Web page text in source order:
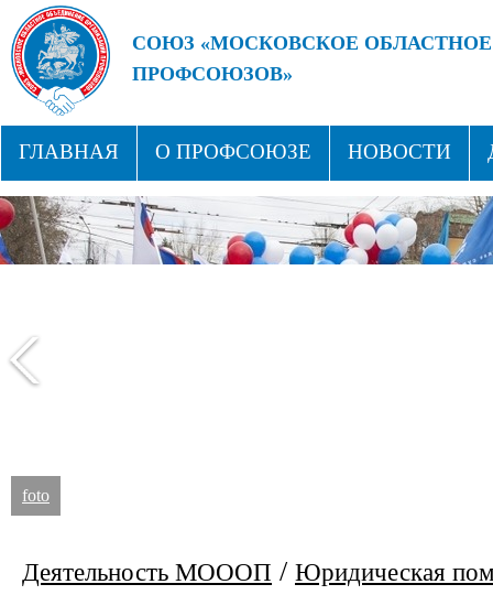
СОЮЗ «МОСКОВСКОЕ
ПРОФСОЮЗОВ»
ГЛАВНАЯ О ПРОФСОЮЗЕ НОВОСТИ
СТРУКТУРА ПРОФСОЮЗНЫЕ ЗДРАВНИЦЫ
foto
Деятельность МОООП / Юридическая